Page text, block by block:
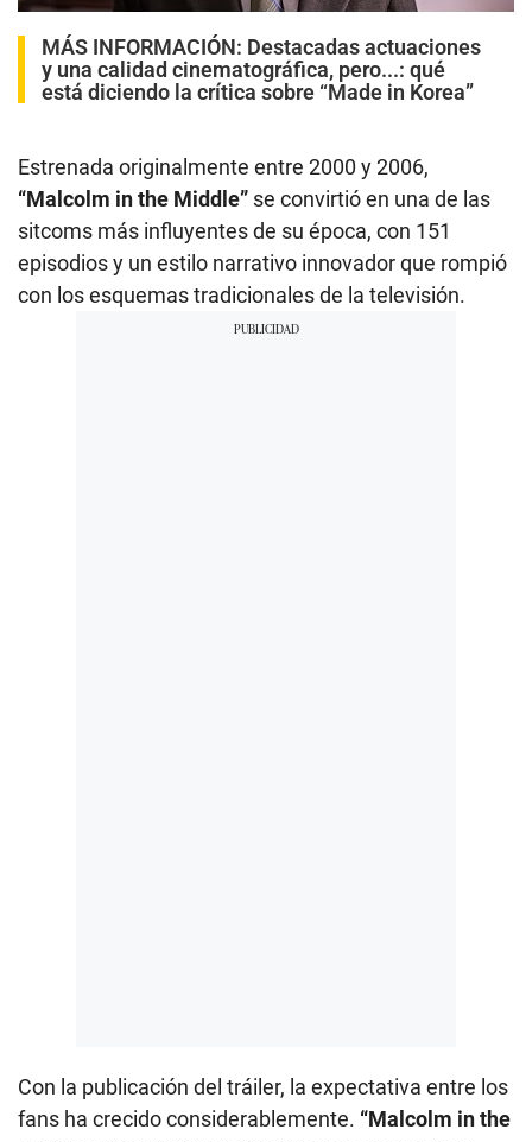
MÁS INFORMACIÓN: Destacadas actuaciones
y una calidad cinematográfica, pero...: qué
está diciendo la crítica sobre “Made in Korea”
Estrenada originalmente entre 2000 y 2006,
“Malcolm in the Middle” se convirtió en una de las
sitcoms más influyentes de su época, con 151
episodios y un estilo narrativo innovador que rompió
con los esquemas tradicionales de la televisión.
Con la publicación del tráiler, la expectativa entre los
fans ha crecido considerablemente. “Malcolm in the